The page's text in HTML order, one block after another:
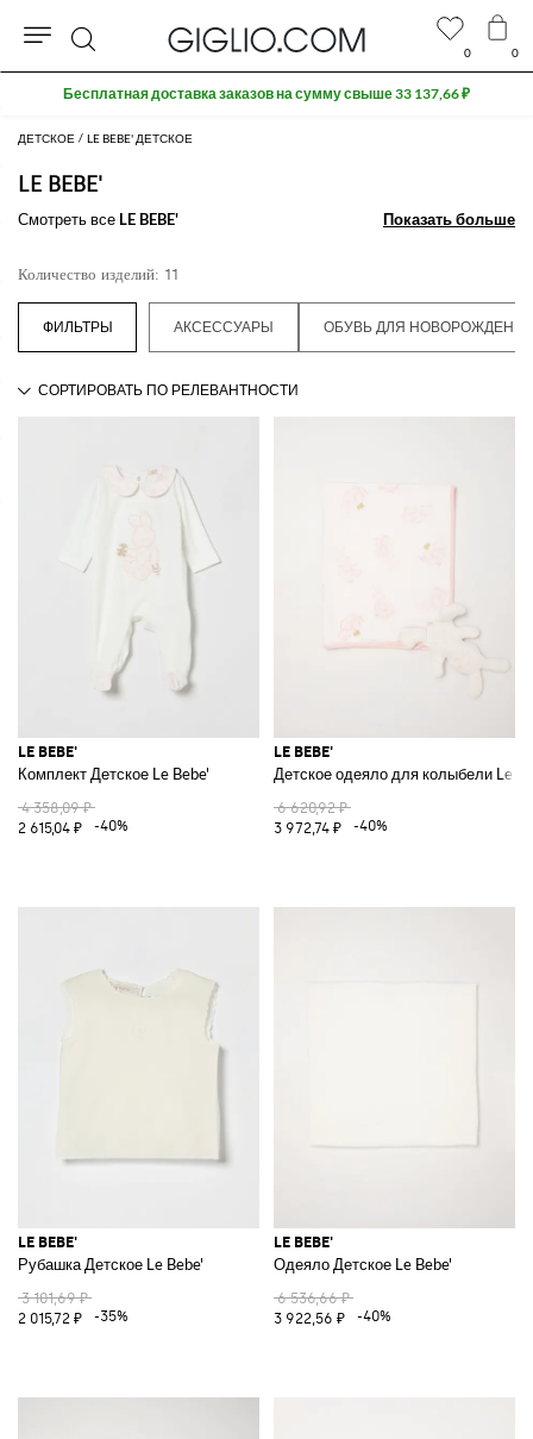
ДЕТСКОЕ LE BEBE' ДЕТСКОЕ
LE BEBE'
Смотреть все LE BEBE' Показать больше
Показать больше
Количество изделий: 11
АКСЕССУАРЫ ОБУВЬ ДЛЯ
LE BEBE'
Комплект Детское Le Bebe'
4 358,09 ₽
2 615,04 ₽
-40%
LE BEBE'
Детское одеяло для колыбели Le
6 620,92 ₽
3 972,74 ₽
-40%
LE BEBE'
Рубашка Детское Le Bebe'
3 101,69 ₽
2 015,72 ₽
-35%
LE BEBE'
Одеяло Детское Le Bebe'
6 536,66 ₽
3 922,56 ₽
-40%
0 0
Поиск
Бесплатная доставка заказов на сумму свыше 33 137,66 ₽